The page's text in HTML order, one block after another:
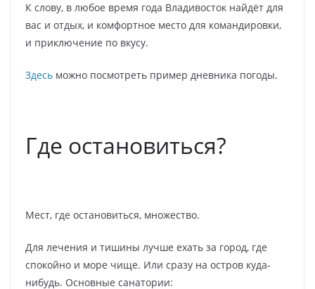
К слову, в любое время года Владивосток найдёт для
вас и отдых, и комфортное место для командировки,
и приключение по вкусу.
Здесь можно посмотреть пример дневника погоды.
Где остановиться?
Мест, где остановиться, множество.
Для лечения и тишины лучше ехать за город, где
спокойно и море чище. Или сразу на остров куда-
нибудь. Основные санатории: